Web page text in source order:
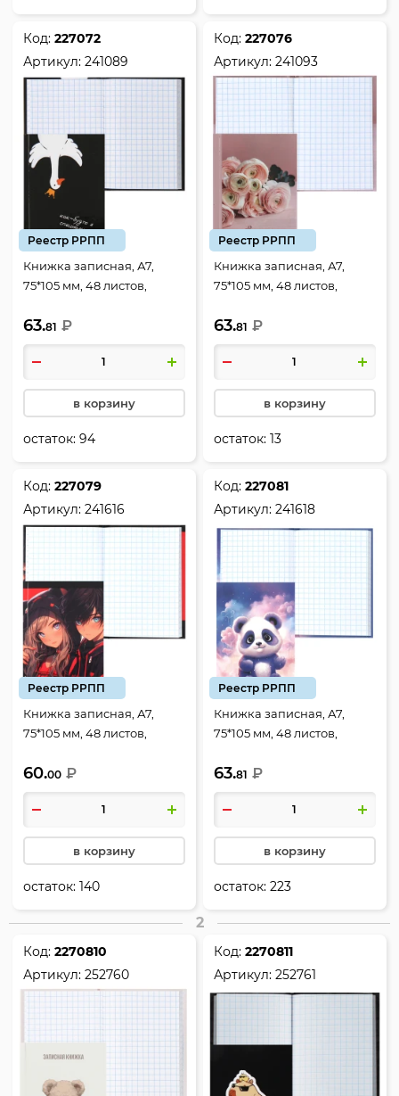
Код:227072
Артикул:241089
Реестр РРПП
Книжка записная, А7,
75*105 мм, 48 листов,
картон 7Бц, Гусь обнимусь,
КОКОС, 241089
63.81 ₽
в корзину
остаток:94
Код:227076
Артикул:241093
Реестр РРПП
Книжка записная, А7,
75*105 мм, 48 листов,
картон 7Бц, Ранункулюс,
KLERK, 241093
63.81 ₽
в корзину
остаток:13
Код:227079
Артикул:241616
Реестр РРПП
Книжка записная, А7,
75*105 мм, 48 листов,
картон 7Бц, Anime teens,
КОКОС, 241616
60.00 ₽
в корзину
остаток:140
Код:227081
Артикул:241618
Реестр РРПП
Книжка записная, А7,
75*105 мм, 48 листов,
картон 7Бц, Панда на
облаке, КОКОС, 241618
63.81 ₽
в корзину
остаток:223
2
Код:2270810
Артикул:252760
Код:2270811
Артикул:252761